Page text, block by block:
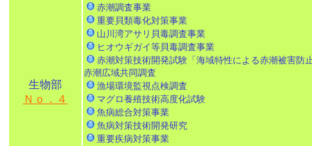
生物部
Ｎｏ．４
赤潮調査事業
重要貝類毒化対策事業
山川湾アサリ貝毒調査事業
ヒオウギガイ等貝毒調査事業
赤潮対策技術開発試験「海域特性による赤潮被害防
赤潮広域共同調査
漁場環境監視点検調査
マグロ養殖技術高度化試験
魚病総合対策事業
魚病対策技術開発研究
重要疾病対策事業